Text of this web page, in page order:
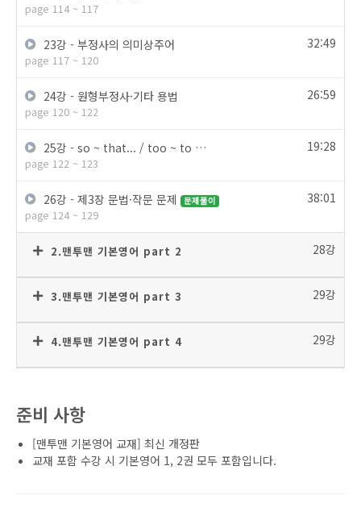
page 114 ~ 117
23강 - 부정사의 의미상주어 32:49
page 117 ~ 120
24강 - 원형부정사·기타 용법 26:59
page 120 ~ 122
25강 - so ~ that... / too ~ to … 19:28
page 122 ~ 123
26강 - 제3장 문법·작문 문제 문제풀이 38:01
page 124 ~ 129
2.맨투맨 기본영어 part 2 28강
3.맨투맨 기본영어 part 3 29강
4.맨투맨 기본영어 part 4 29강
준비 사항
[맨투맨 기본영어 교재] 최신 개정판
교재 포함 수강 시 기본영어 1, 2권 모두 포함입니다.